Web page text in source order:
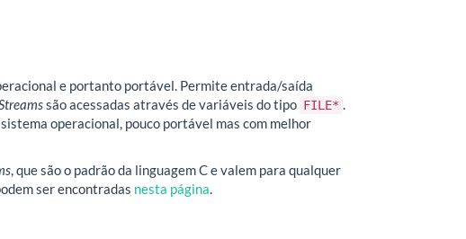
e portanto portável. Permite entrada/saída
Streamssão acessadas através de variáveis do tipo FILE*
operacional, pouco portável mas com melhor
, que são o padrão da linguagem C e valem para qualquer
ser encontradas nesta página.